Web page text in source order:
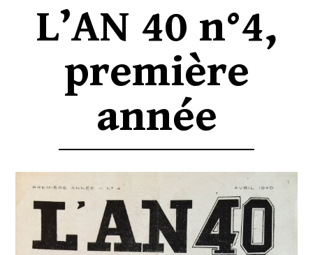
L’AN 40 n°4,
première
année